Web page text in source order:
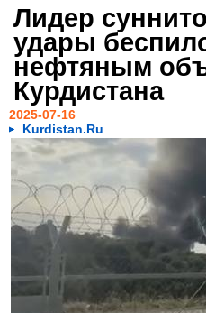
Лидер
удары
нефтяным
Курдистана
2025-07-16
Kurdistan.Ru